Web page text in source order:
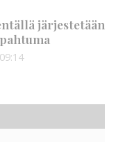
järjestetään
09:14